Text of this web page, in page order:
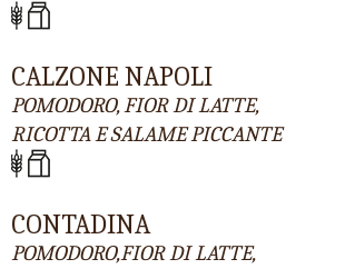
CALZONE NAPOLI
POMODORO, FIOR DI LATTE,
RICOTTA E SALAME PICCANTE
CONTADINA
POMODORO,FIOR DI LATTE,